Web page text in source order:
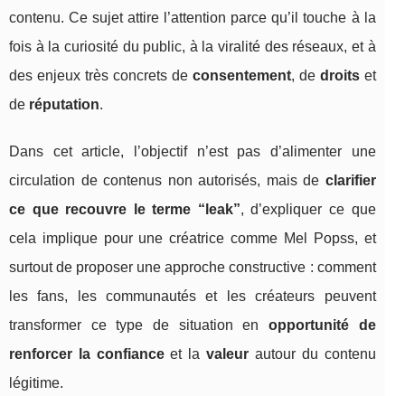
contenu. Ce sujet attire l’attention parce qu’il touche à la
fois à la curiosité du public, à la viralité des réseaux, et à
des enjeux très concrets de consentement, de droitset
de réputation.
Dans cet article, l’objectif n’est pas d’alimenter une
circulation de contenus non autorisés, mais de clarifier
ce que recouvre le terme “leak”, d’expliquer ce que
cela implique pour une créatrice comme Mel Popss, et
surtout de proposer une approche constructive : comment
les fans, les communautés et les créateurs peuvent
transformer ce type de situation en opportunité de
renforcer la confianceet lavaleur autour du contenu
légitime.